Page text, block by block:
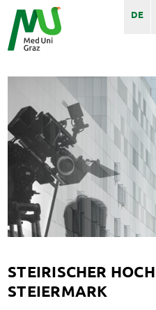
DE
STEIRISCHER
STEIERMARK